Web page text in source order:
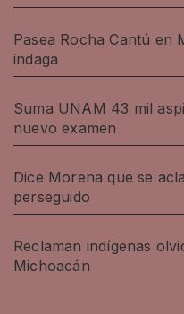
Pasea Rocha Cantú en
indaga
Suma UNAM 43 mil
nuevo examen
Dice Morena que se
perseguido
Reclaman indígenas
Michoacán